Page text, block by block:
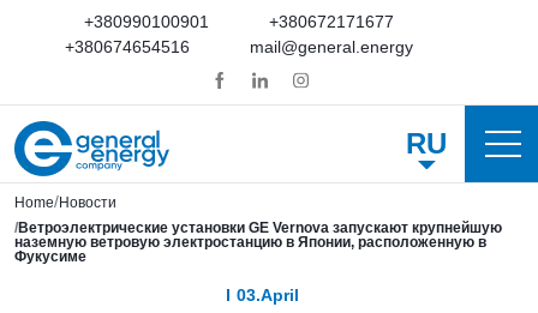
+380990100901
+380672171677
+380674654516
mail@general.energy
RU
Home Новости
Ветроэлектрические установки GE Vernova запускают крупнейшую
наземную ветровую электростанцию в Японии, расположенную в
Фукусиме
03.April